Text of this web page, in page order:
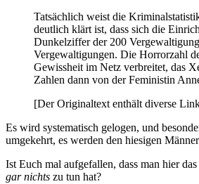
Tatsächlich weist die
deutlich klärt ist, dass sich die
Dunkelziffer der 200
Vergewaltigungen. Die Horrorzahl
Gewissheit im Netz verbreitet, das
Zahlen dann von der Feministin
[Der Originaltext enthält diverse
Es wird systematisch gelogen, und
umgekehrt, es werden den hiesigen
Ist Euch mal aufgefallen, dass man hier
gar nichts zu tun hat?